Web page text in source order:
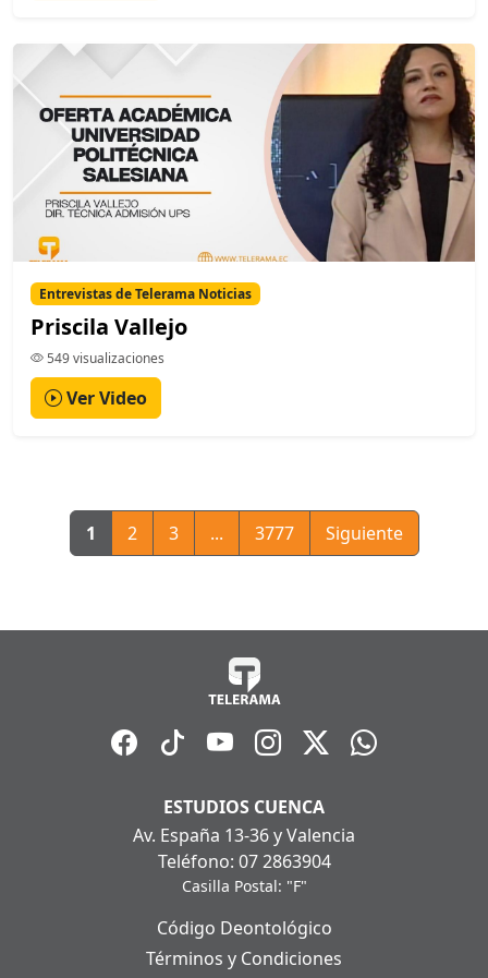
Entrevistas de Telerama Noticias
Priscila Vallejo
549 visualizaciones
Ver Video
1 2 3 ... 3777 Siguiente
ESTUDIOS CUENCA
Av. España 13-36 y Valencia
Teléfono: 07 2863904
Casilla Postal: "F"
Código Deontológico
Términos y Condiciones